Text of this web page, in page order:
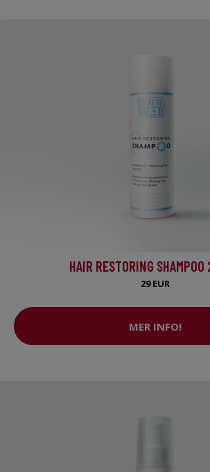
HAIR RESTORING
29 EUR
MER INFO!